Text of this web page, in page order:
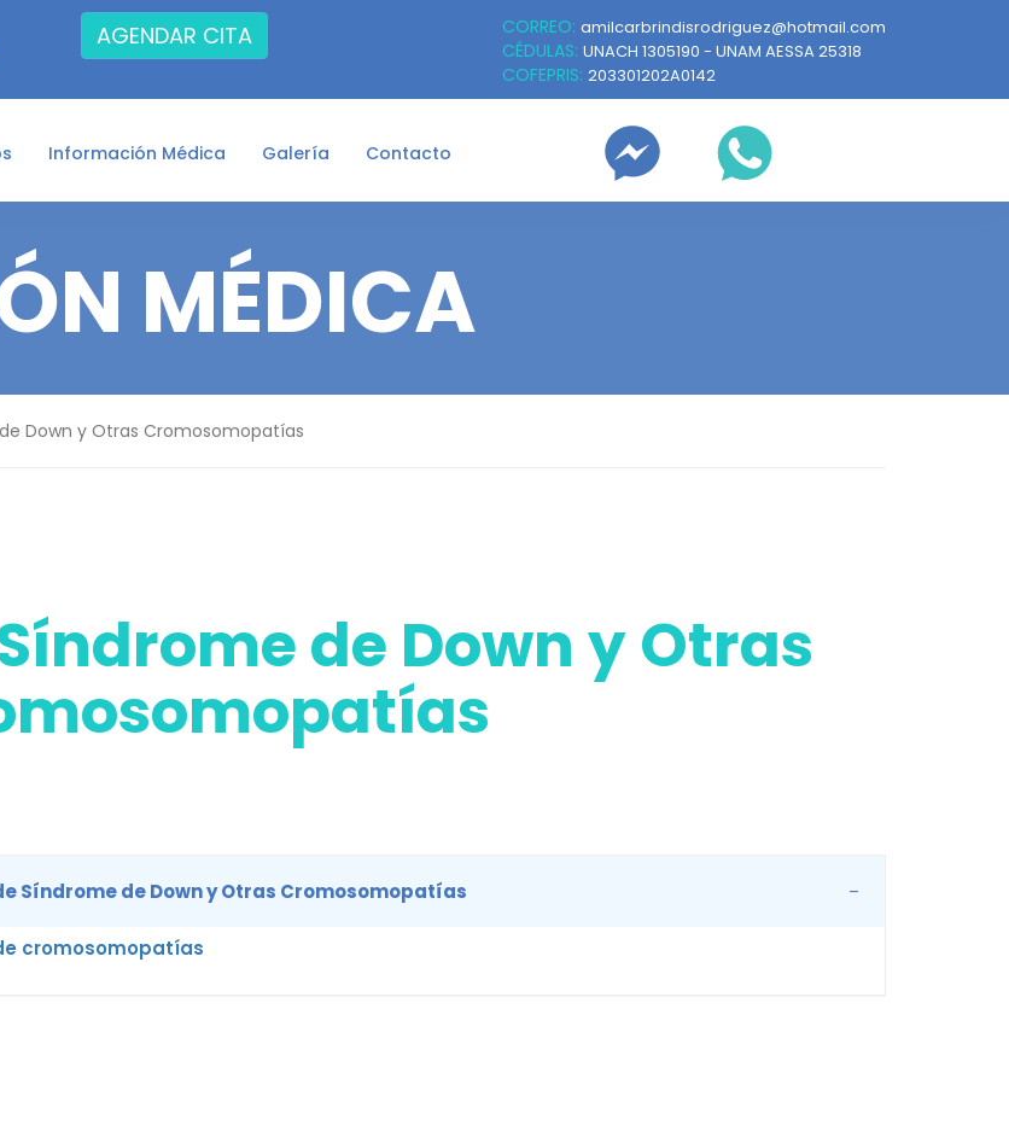
AGENDAR CITA CORREO: amilcarbrindisrodriguez@hotmail.com
CÉDULAS: UNACH 1305190 - UNAM AESSA 25318
COFEPRIS: 203301202A0142
Información Médica Galería Contacto
MÉDICA
Down y Otras Cromosomopatías
de Down y Otras
Síndrome de Down y Otras Cromosomopatías
cromosomopatías